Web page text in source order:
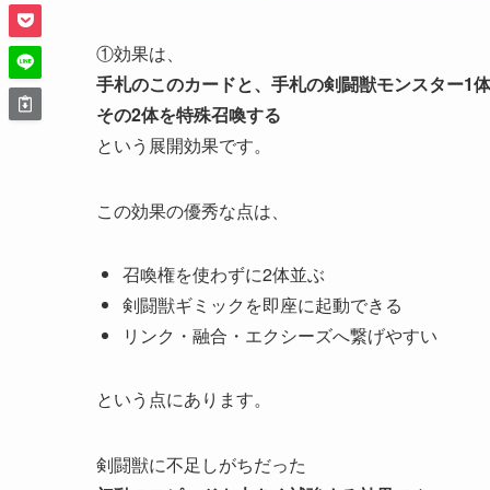
①効果は、
手札のこのカードと、手札の剣闘獣モンスター1体
その2体を特殊召喚する
という展開効果です。
この効果の優秀な点は、
召喚権を使わずに2体並ぶ
剣闘獣ギミックを即座に起動できる
リンク・融合・エクシーズへ繋げやすい
という点にあります。
剣闘獣に不足しがちだった